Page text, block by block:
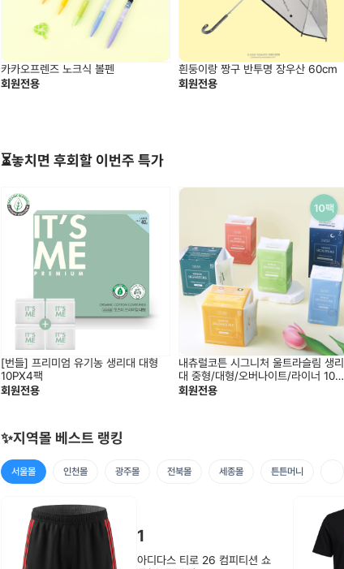
카카오프렌즈 노크식 볼펜
회원전용
흰둥이랑 짱구 반투명 장우산 60cm
회원전용
⏳놓치면 후회할 이번주 특가
[번들] 프리미엄 유기농 생리대 대형
10PX4팩
회원전용
내츄럴코튼 시그니처 울트라슬림 생리
대 중형/대형/오버나이트/라이너 10팩
세트
회원전용
✨지역몰 베스트 랭킹
서울몰 인천몰 광주몰 전북몰 세종몰 튼튼머니
1
아디다스 티로 26 컴피티션 쇼